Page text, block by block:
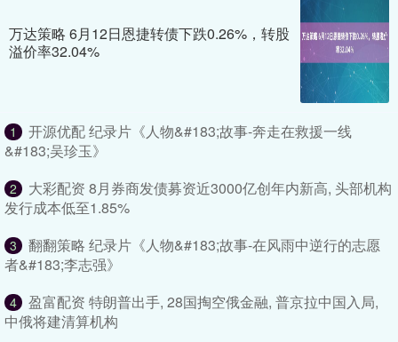
万达策略 6月12日恩捷转债下跌0.26%，转股
溢价率32.04%
1
开源优配 纪录片《人物&#183;故事-奔走在救援一线
&#183;吴珍玉》
2
大彩配资 8月券商发债募资近3000亿创年内新高, 头部机构
发行成本低至1.85%
3
翻翻策略 纪录片《人物&#183;故事-在风雨中逆行的志愿
者&#183;李志强》
4
盈富配资 特朗普出手, 28国掏空俄金融, 普京拉中国入局,
中俄将建清算机构